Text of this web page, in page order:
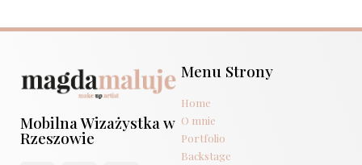
Mobilna Wizażystka w
Rzeszowie
Menu Strony
Home
O mnie
Portfolio
Backstage